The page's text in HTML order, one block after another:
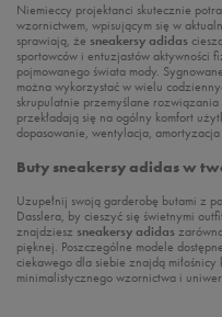
Niemieccy projektanci skutecznie
wzornictwem, wpisującym się w
sprawiają, że sneakersy adidas
sportowców i entuzjastów aktywności
pojmowanego świata mody.
można wykorzystać w wielu
skrupulatnie przemyślane
przekładają się na ogólny komfort
dopasowanie, wentylacja,
Buty sneakersy adidas w
Uzupełnij swoją garderobę butami z
Dasslera, by cieszyć się świetnymi
znajdziesz sneakersy adidas
pięknej. Poszczególne modele
ciekawego dla siebie znajdą
minimalistycznego wzornictwa i